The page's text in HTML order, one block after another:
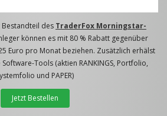
Bestandteil des TraderFox Morningstar-
können es mit 80 % Rabatt gegenüber
Euro pro Monat beziehen. Zusätzlich erhälst
Tools (aktien RANKINGS, Portfolio,
und PAPER)
Jetzt Bestellen